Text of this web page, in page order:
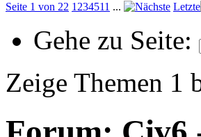
Seite 1 von 22 1 234511 ... Letzte
Gehe zu Seite:
Zeige Themen 1